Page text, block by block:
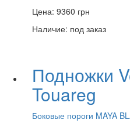
Цена: 9360 грн
Наличие: под заказ
Подножки
Touareg
Боковые пороги MAYA